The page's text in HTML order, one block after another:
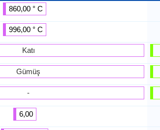
860,00 ° C
996,00 ° C
Katı
Gümüş
-
6,00